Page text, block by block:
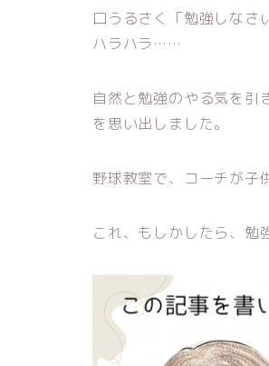
口うるさく「勉強しなさ
ハラハラ……
自然と勉強のやる気を引
を思い出しました。
野球教室で、コーチが子
これ、もしかしたら、勉